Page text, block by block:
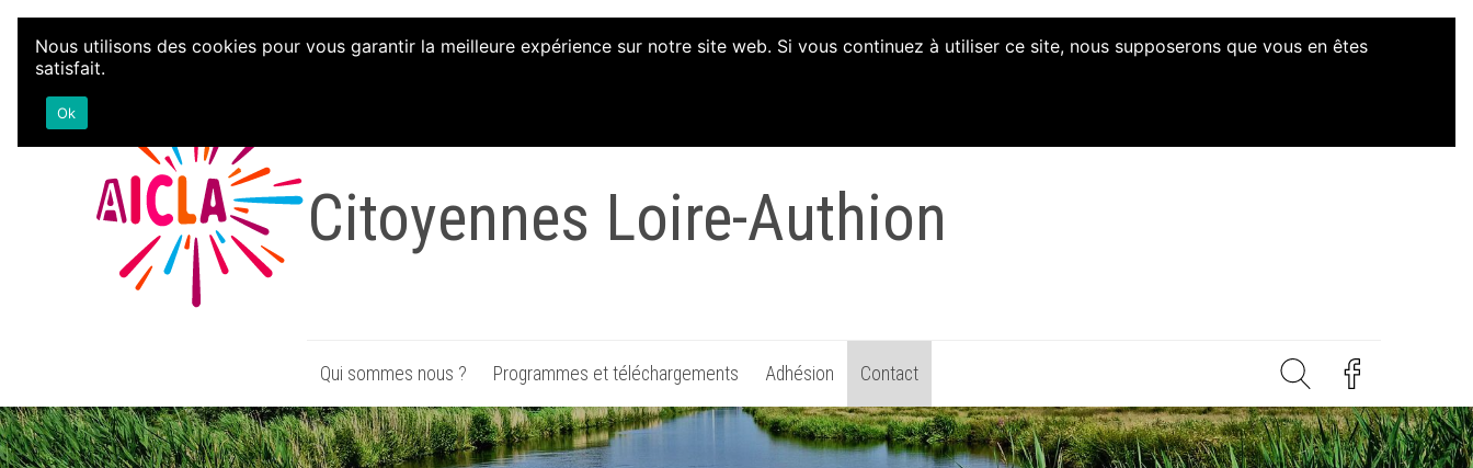
Aller au contenu
Citoyennes Loire-Authion
Qui sommes nous ? Programmes et téléchargements Adhésion Contact
Nous utilisons des cookies pour vous garantir la meilleure expérience sur notre site web. Si vous continuez à utiliser ce site, nous supposerons que vous en êtes
satisfait.
Ok